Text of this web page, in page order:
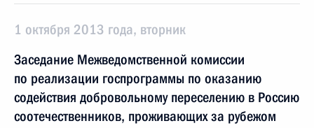
1 октября 2013 года, вторник
Заседание Межведомственной комиссии
по реализации госпрограммы по оказанию
содействия добровольному переселению в Россию
соотечественников, проживающих за рубежом